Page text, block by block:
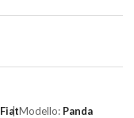
FiatModello: Panda